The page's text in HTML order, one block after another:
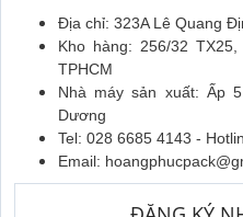
Địa chỉ: 323A Lê Quang
Kho hàng: 256/32
TPHCM
Nhà máy sản xuất: Ấp
Dương
Tel: 028 6685 4143 -
Email: